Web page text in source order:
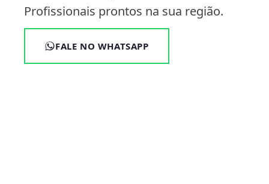
Profissionais prontos na sua região.
FALE NO WHATSAPP